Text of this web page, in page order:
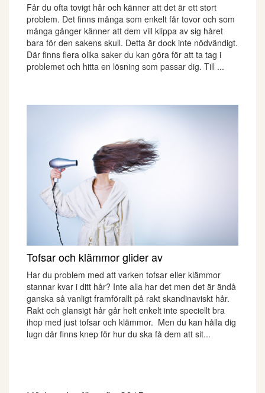
Får du ofta tovigt hår och känner att det är ett stort
problem. Det finns många som enkelt får tovor och som
många gånger känner att dem vill klippa av sig håret
bara för den sakens skull. Detta är dock inte nödvändigt.
Där finns flera olika saker du kan göra för att ta tag i
problemet och hitta en lösning som passar dig. Till ...
Tofsar och klämmor glider av
Har du problem med att varken tofsar eller klämmor
stannar kvar i ditt hår? Inte alla har det men det är ändå
ganska så vanligt framförallt på rakt skandinaviskt hår.
Rakt och glansigt hår går helt enkelt inte speciellt bra
ihop med just tofsar och klämmor. Men du kan hålla dig
lugn där finns knep för hur du ska få dem att sit...